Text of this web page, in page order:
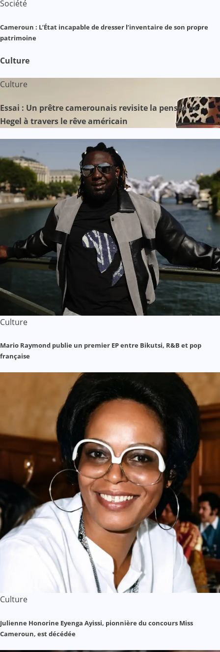
Société
Cameroun : L’État incapable de dresser l’inventaire de son propre
patrimoine
Culture
Culture
Essai : Un prêtre camerounais revisite la pensée de
Hegel à travers le rêve américain
Culture
Mario Raymond publie un premier EP entre Bikutsi, R&B et pop
française
Culture
Julienne Honorine Eyenga Ayissi, pionnière du concours Miss
Cameroun, est décédée